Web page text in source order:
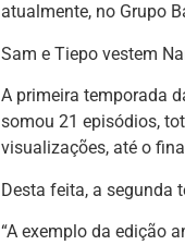
atualmente, no Grupo
Sam e Tiepo vestem
A primeira temporada
somou 21 episódios,
visualizações, até o
Desta feita, a segunda
“A exemplo da edição